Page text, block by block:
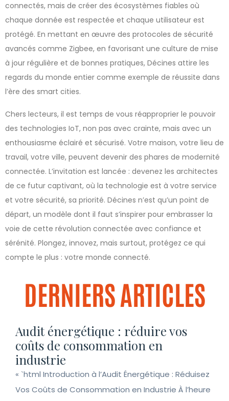
connectés, mais de créer des écosystèmes fiables où
chaque donnée est respectée et chaque utilisateur est
protégé. En mettant en œuvre des protocoles de sécurité
avancés comme Zigbee, en favorisant une culture de mise
à jour régulière et de bonnes pratiques, Décines attire les
regards du monde entier comme exemple de réussite dans
l’ère des smart cities.
Chers lecteurs, il est temps de vous réapproprier le pouvoir
des technologies IoT, non pas avec crainte, mais avec un
enthousiasme éclairé et sécurisé. Votre maison, votre lieu de
travail, votre ville, peuvent devenir des phares de modernité
connectée. L’invitation est lancée : devenez les architectes
de ce futur captivant, où la technologie est à votre service
et votre sécurité, sa priorité. Décines n’est qu’un point de
départ, un modèle dont il faut s’inspirer pour embrasser la
voie de cette révolution connectée avec confiance et
sérénité. Plongez, innovez, mais surtout, protégez ce qui
compte le plus : votre monde connecté.
DERNIERS ARTICLES
Audit énergétique : réduire vos
coûts de consommation en
industrie
« `html Introduction à l’Audit Énergétique : Réduisez
Vos Coûts de Consommation en Industrie À l’heure